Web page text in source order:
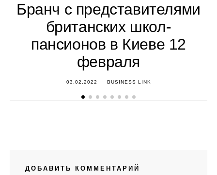
Бранч с представителями
британских школ-
пансионов в Киеве 12
февраля
03.02.2022 BUSINESS LINK
ДОБАВИТЬ КОММЕНТАРИЙ